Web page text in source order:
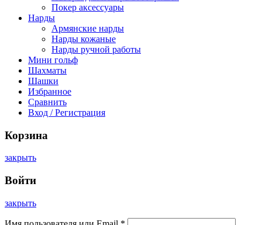
Покер аксессуары
Нарды
Армянские нарды
Нарды кожаные
Нарды ручной работы
Мини гольф
Шахматы
Шашки
Избранное
Сравнить
Вход / Регистрация
Корзина
закрыть
Войти
закрыть